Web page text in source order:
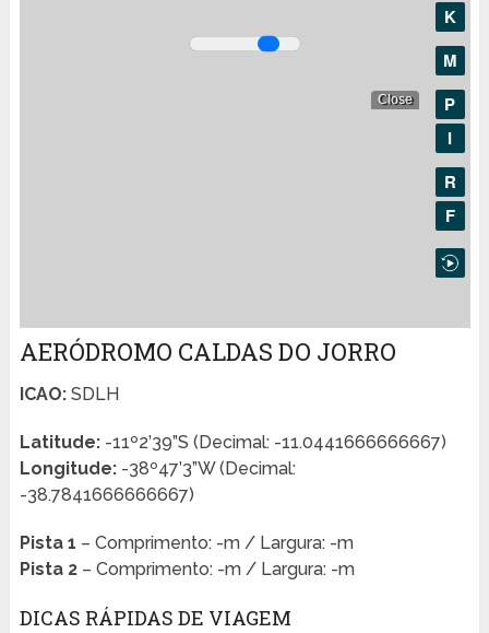
AERÓDROMO CALDAS DO JORRO
ICAO:SDLH
Latitude:-11º2’39”S (Decimal: -11.0441666666667)
Longitude:-38º47’3”W (Decimal:
-38.7841666666667)
Pista 1 – Comprimento: -m / Largura: -m
Pista 2– Comprimento: -m / Largura: -m
DICAS RÁPIDAS DE VIAGEM